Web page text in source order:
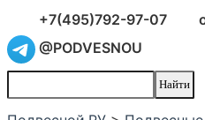
+7(495)792-97-07
@PODVESNOU